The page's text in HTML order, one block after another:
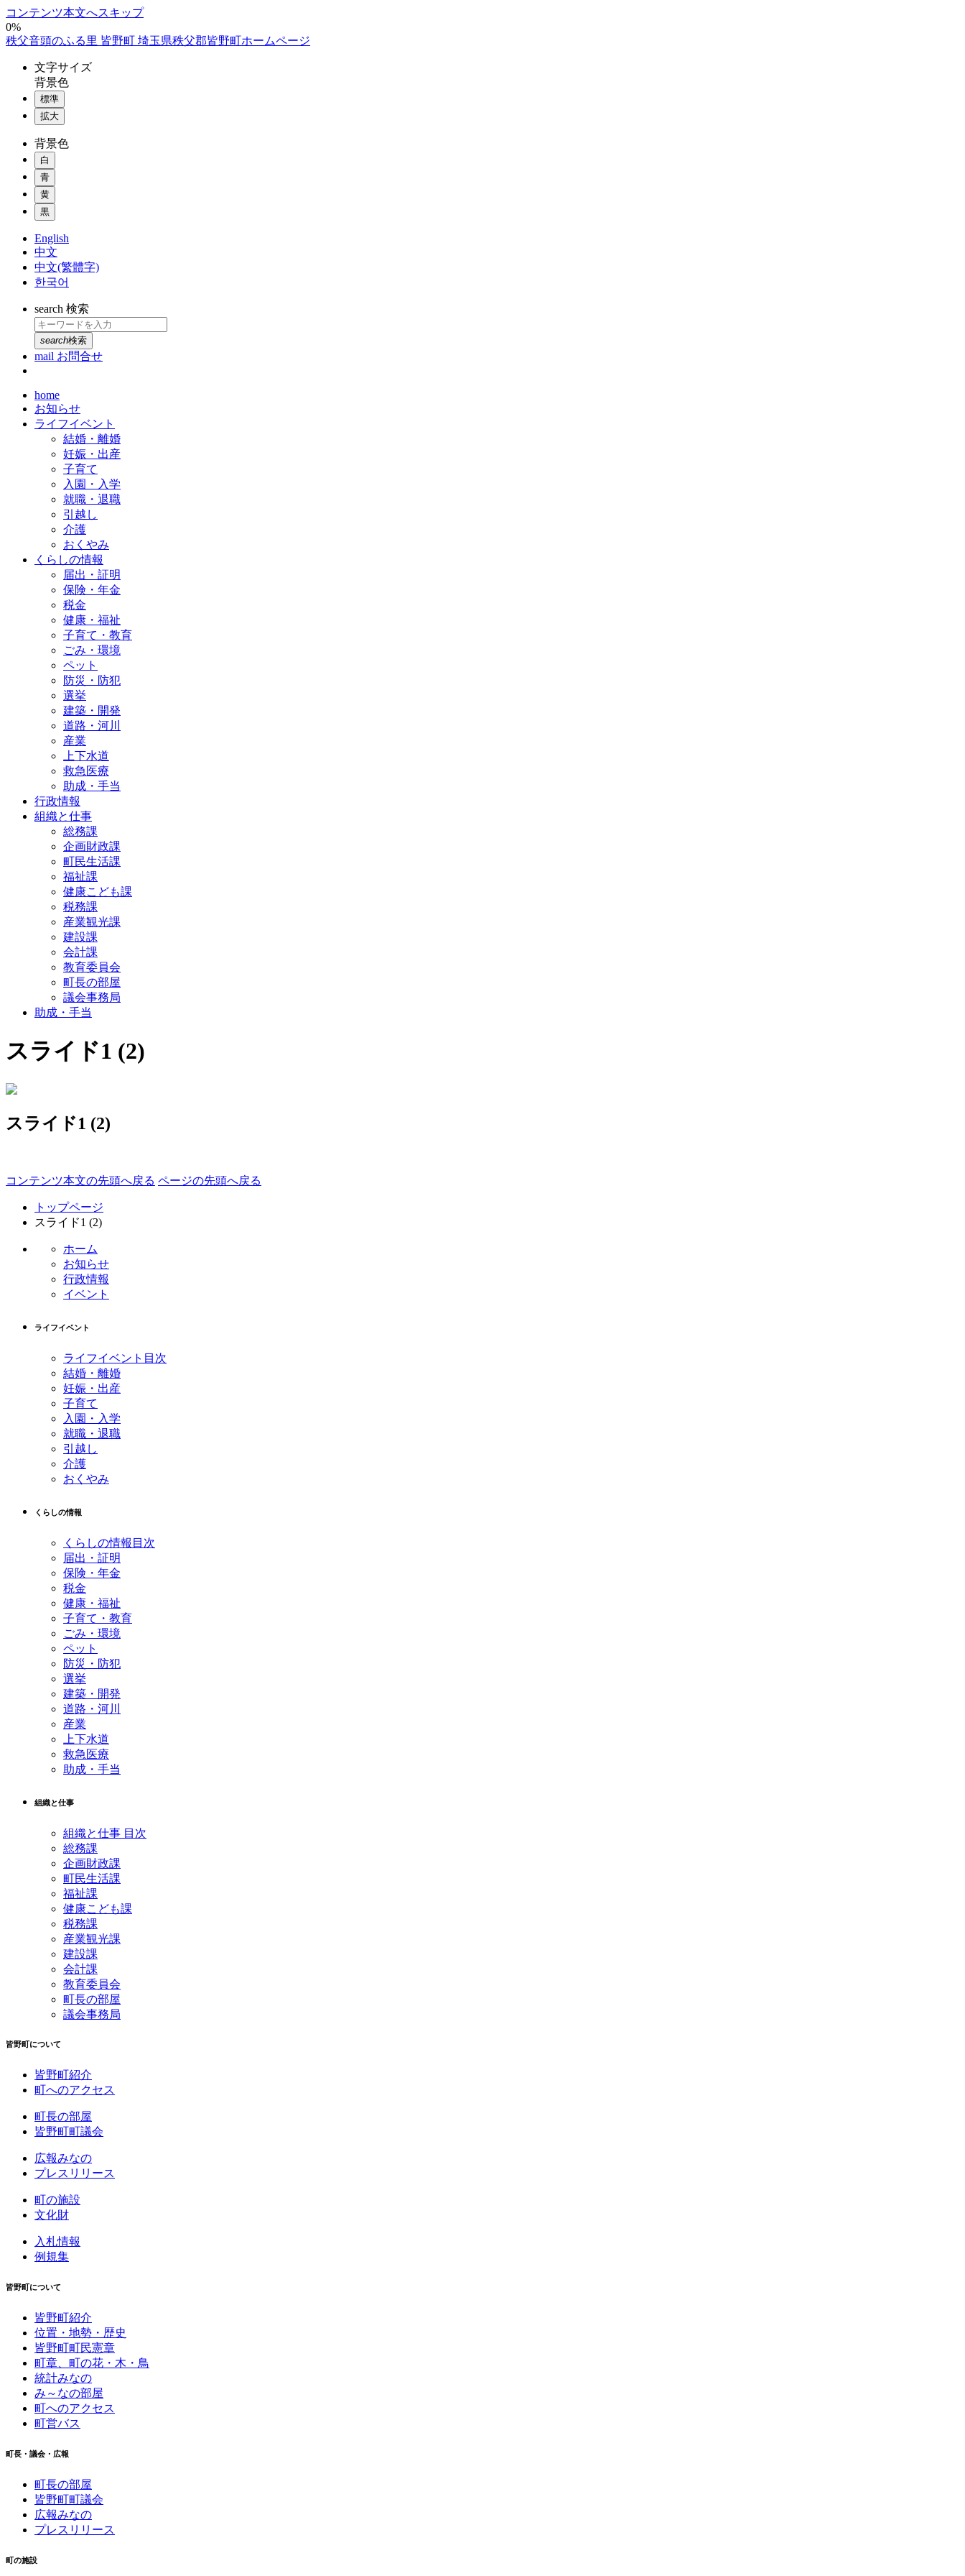
コンテンツ本文へスキップ
0%
秩父音頭のふる里 皆野町 埼玉県秩父郡皆野町ホームページ
文字サイズ
背景色
標準
拡大
背景色
白
青
黄
黒
English
中文
中文(繁體字)
한국어
search 検索
search検索
mail お問合せ
home
お知らせ
ライフイベント
結婚・離婚
妊娠・出産
子育て
入園・入学
就職・退職
引越し
介護
おくやみ
くらしの情報
届出・証明
保険・年金
税金
健康・福祉
子育て・教育
ごみ・環境
ペット
防災・防犯
選挙
建築・開発
道路・河川
産業
上下水道
救急医療
助成・手当
行政情報
組織と仕事
総務課
企画財政課
町民生活課
福祉課
健康こども課
税務課
産業観光課
建設課
会計課
教育委員会
町長の部屋
議会事務局
助成・手当
スライド1 (2)
スライド1 (2)
コンテンツ本文の先頭へ戻る ページの先頭へ戻る
トップページ
スライド1 (2)
ホーム
お知らせ
行政情報
イベント
ライフイベント
ライフイベント目次
結婚・離婚
妊娠・出産
子育て
入園・入学
就職・退職
引越し
介護
おくやみ
くらしの情報
くらしの情報目次
届出・証明
保険・年金
税金
健康・福祉
子育て・教育
ごみ・環境
ペット
防災・防犯
選挙
建築・開発
道路・河川
産業
上下水道
救急医療
助成・手当
組織と仕事
組織と仕事 目次
総務課
企画財政課
町民生活課
福祉課
健康こども課
税務課
産業観光課
建設課
会計課
教育委員会
町長の部屋
議会事務局
皆野町について
皆野町紹介
町へのアクセス
町長の部屋
皆野町町議会
広報みなの
プレスリリース
町の施設
文化財
入札情報
例規集
皆野町について
皆野町紹介
位置・地勢・歴史
皆野町町民憲章
町章、町の花・木・鳥
統計みなの
み～なの部屋
町へのアクセス
町営バス
町長・議会・広報
町長の部屋
皆野町町議会
広報みなの
プレスリリース
町の施設